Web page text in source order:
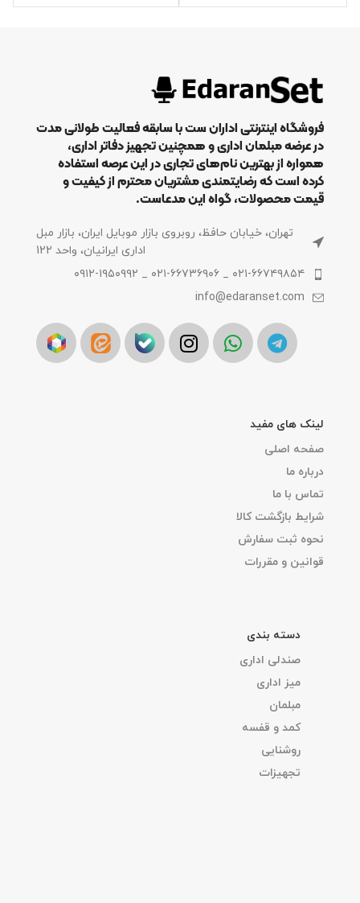
فروشگاه اینترنتی اداران ست با سابقه فعالیت طولانی مدت
در عرضه مبلمان اداری و همچنین تجهیز دفاتر اداری،
همواره از بهترین نام‌های تجاری در این عرصه استفاده
کرده است که رضایتمندی مشتریان محترم از کیفیت و
قیمت محصولات، گواه این مدعاست.
تهران، خیابان حافظ، روبروی بازار موبایل ایران، بازار مبل
اداری ایرانیان، واحد 122
۰۲۱-۶۶۷۴۹۸۵۴ _ ۰۲۱-۶۶۷۳۶۹۰۶ _ ۰۹۱۲-۱۹۵۰۹۹۲
info@edaranset.com
لینک های مفید
صفحه اصلی
درباره ما
تماس با ما
شرایط بازگشت کالا
نحوه ثبت سفارش
قوانین و مقررات
دسته بندی
صندلی اداری
میز اداری
مبلمان
کمد و قفسه
روشنایی
تجهیزات